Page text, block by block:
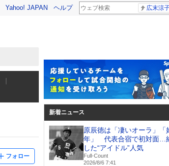
Yahoo! JAPAN ヘルプ 広末涼
フォロー
新着ニュース
原辰徳は「凄いオーラ」「
年」 代表合宿で初対面…
した“アイドル”人気
Full-Count
2026/8/6 7:41